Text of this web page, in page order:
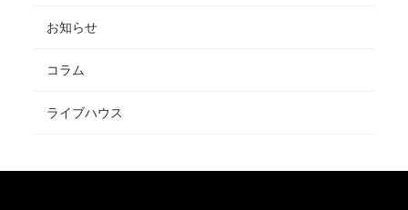
お知らせ
コラム
ライブハウス